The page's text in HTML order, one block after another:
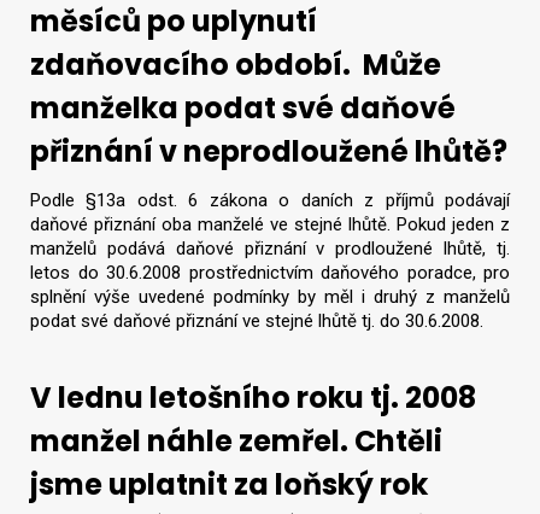
měsíců po uplynutí
zdaňovacího období. Může
manželka podat své daňové
přiznání v neprodloužené lhůtě?
Podle §13a odst. 6 zákona o daních z příjmů podávají
daňové přiznání oba manželé ve stejné lhůtě. Pokud jeden z
manželů podává daňové přiznání v prodloužené lhůtě, tj.
letos do 30.6.2008 prostřednictvím daňového poradce, pro
splnění výše uvedené podmínky by měl i druhý z manželů
podat své daňové přiznání ve stejné lhůtě tj. do 30.6.2008.
V lednu letošního roku tj. 2008
manžel náhle zemřel. Chtěli
jsme uplatnit za loňský rok